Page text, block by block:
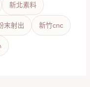
新北素料
末射出 新竹cnc